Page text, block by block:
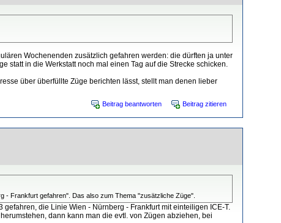
Wochenenden zusätzlich gefahren werden: die dürften ja unter
in die Werkstatt noch mal einen Tag auf die Strecke schicken.
über überfüllte Züge berichten lässt, stellt man denen lieber
Beitrag beantworten Beitrag zitieren
- Frankfurt gefahren". Das also zum Thema "zusätzliche Züge".
die Linie Wien - Nürnberg - Frankfurt mit einteiligen ICE-T.
dann kann man die evtl. von Zügen abziehen, bei